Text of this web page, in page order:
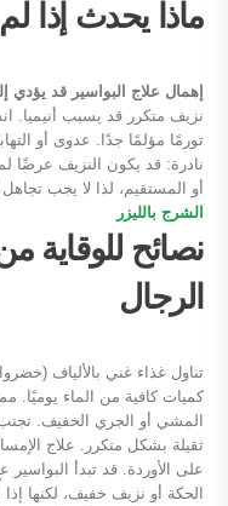
ماذا يحدث إذا
إهمال علاج البواسير قد يؤدي
نزيف متكرر قد يسبب أنيميا.
تورمًا مؤلمًا جدًا. عدوى أو
نادرة: قد يكون النزيف عرضًا
أو المستقيم، لذا لا يجب
الشرج بالليزر
نصائح للوقاية
الرجال
تناول غذاء غني بالألياف
كميات كافية من الماء
المشي أو الجري الخفيف.
ثقيلة بشكل متكرر. علاج
على الأوردة. قد تبدأ
الحكة أو نزيف خفيف، لكنها